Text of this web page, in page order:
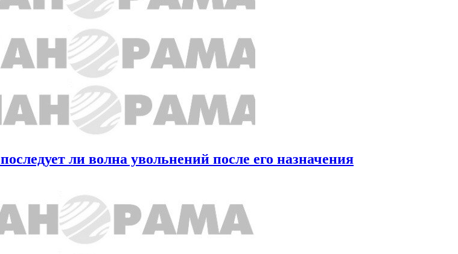
ли волна увольнений после его назначения